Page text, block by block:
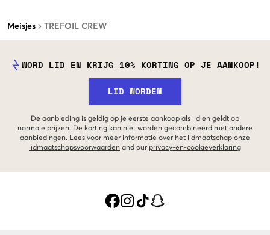
Meisjes TREFOIL CREW
WORD LID EN KRIJG 10% KORTING OP JE AANKOOP!
LID WORDEN
De aanbieding is geldig op je eerste aankoop als lid en geldt op
normale prijzen. De korting kan niet worden gecombineerd met andere
aanbiedingen. Lees voor meer informatie over het lidmaatschap onze
lidmaatschapsvoorwaarden and our privacy-en-cookieverklaring